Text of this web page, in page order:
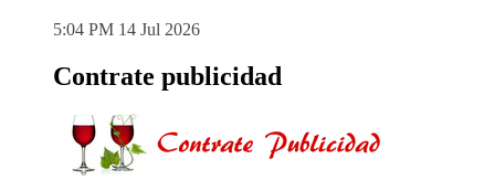
5:04 PM 14 Jul 2026
Contrate publicidad